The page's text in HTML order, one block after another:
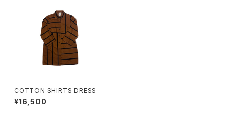
COTTON SHIRTS DRESS
¥16,500